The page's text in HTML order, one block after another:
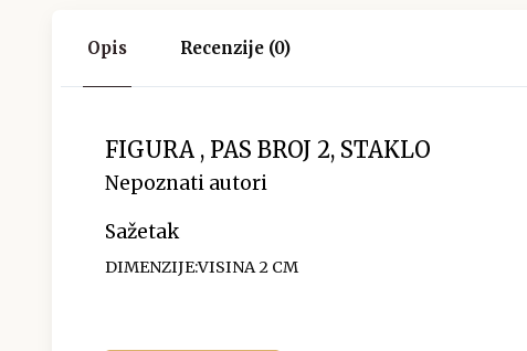
Opis Recenzije (0)
FIGURA , PAS BROJ 2, STAKLO
Nepoznati autori
Sažetak
DIMENZIJE:VISINA 2 CM